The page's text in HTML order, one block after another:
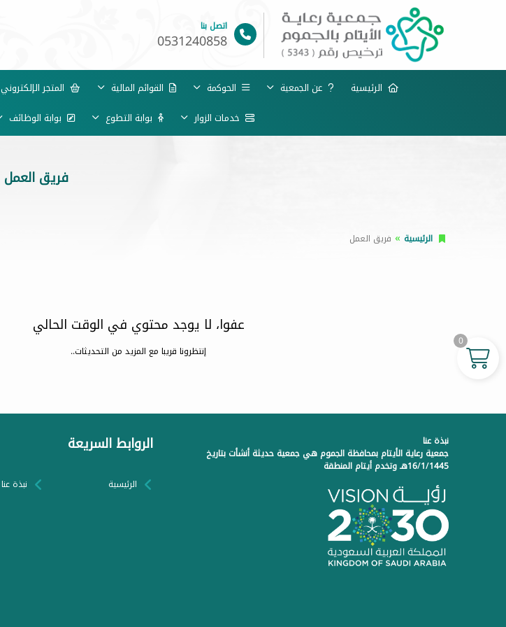
اتصل بنا
0531240858
الرئيسية عن الجمعية الحوكمة القوائم المالية المتجر الإلكتروني
خدمات الزوار
بوابة التطوع بوابة الوظائف
فريق العمل
الرئيسية فريق العمل
عفوا، لا يوجد محتوي في الوقت الحالي
إنتظرونا قريبا مع المزيد من التحديثات..
نبذة عنا
جمعية رعاية الأيتام بمحافظة الجموم هي جمعية حديثة أنشأت بتاريخ
16/1/1445هـ وتخدم أيتام المنطقة
الروابط السريعة
الرئيسية نبذة عنا
0